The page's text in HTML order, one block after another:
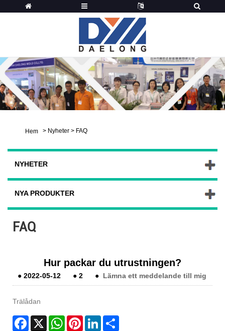
Hem > Nyheter > FAQ
NYHETER
NYA PRODUKTER
FAQ
Hur packar du utrustningen?
●2022-05-12 ●2 ● Lämna ett meddelande till mig
Trälådan
Facebook
X WhatsAppPinterestLinkedIn